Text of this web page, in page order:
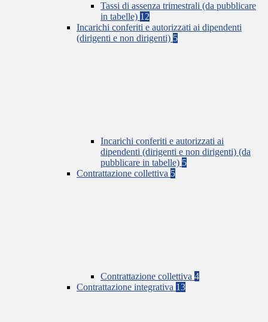
Tassi di assenza trimestrali (da pubblicare
in tabelle) 12
Incarichi conferiti e autorizzati ai dipendenti
(dirigenti e non dirigenti) 5
Incarichi conferiti e autorizzati ai
dipendenti (dirigenti e non dirigenti) (da
pubblicare in tabelle) 5
Contrattazione collettiva 5
Contrattazione collettiva 4
Contrattazione integrativa 13